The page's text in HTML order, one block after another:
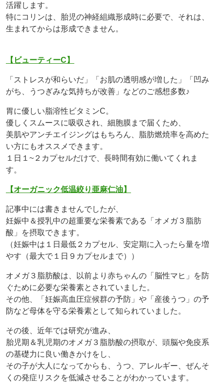
活躍します。
特にコリンは、胎児の神経組織形成時に必要で、それは、
生まれてからは形成できません。
【ビューティーC】
「ストレスが和らいだ」「お肌の透明感が増した」「凹み
がち、うつぎみな気持ちが改善」などのご感想多数♪
胃に優しい脂溶性ビタミンC。
優しくスムースに吸収され、細胞膜まで届くため、
美肌やアンチエイジングはもちろん、脂肪燃焼率を高めた
い方にもオススメできます。
１日１~２カプセルだけで、長時間有効に働いてくれま
す。
【オーガニック低温絞り亜麻仁油】
記事中には書きませんでしたが、
妊娠中＆授乳中の超重要な栄養素である「オメガ３脂肪
酸」を摂取できます。
（妊娠中は１日最低２カプセル、安定期に入ったら量を増
やす（最大で１日９カプセルまで））
オメガ３脂肪酸は、以前より赤ちゃんの「脳性マヒ」を防
ぐために必要な栄養素とされていました。
その他、「妊娠高血圧症候群の予防」や「産後うつ」の予
防など母体を守る栄養素として知られていました。
その後、近年では研究が進み、
胎児期＆乳児期のオメガ３脂肪酸の摂取が、頭脳や免疫系
の基礎力に良い働きかけをし、
その子が大人になってからも、うつ、アレルギー、ぜんそ
くの発症リスクを低減させることがわかっています。